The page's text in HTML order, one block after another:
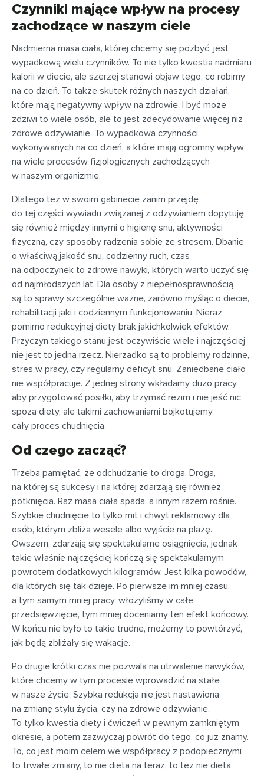
Czynniki mające wpływ na procesy
zachodzące w naszym ciele
Nadmierna masa ciała, której chcemy się pozbyć, jest
wypadkową wielu czynników. To nie tylko kwestia nadmiaru
kalorii w diecie, ale szerzej stanowi objaw tego, co robimy
na co dzień. To także skutek różnych naszych działań,
które mają negatywny wpływ na zdrowie. I być może
zdziwi to wiele osób, ale to jest zdecydowanie więcej niż
zdrowe odżywianie. To wypadkowa czynności
wykonywanych na co dzień, a które mają ogromny wpływ
na wiele procesów fizjologicznych zachodzących
w naszym organizmie.
Dlatego też w swoim gabinecie zanim przejdę
do tej części wywiadu związanej z odżywianiem dopytuję
się również między innymi o higienę snu, aktywności
fizyczną, czy sposoby radzenia sobie ze stresem. Dbanie
o właściwą jakość snu, codzienny ruch, czas
na odpoczynek to zdrowe nawyki, których warto uczyć się
od najmłodszych lat. Dla osoby z niepełnosprawnością
są to sprawy szczególnie ważne, zarówno myśląc o diecie,
rehabilitacji jaki i codziennym funkcjonowaniu. Nieraz
pomimo redukcyjnej diety brak jakichkolwiek efektów.
Przyczyn takiego stanu jest oczywiście wiele i najczęściej
nie jest to jedna rzecz. Nierzadko są to problemy rodzinne,
stres w pracy, czy regularny deficyt snu. Zaniedbane ciało
nie współpracuje. Z jednej strony wkładamy dużo pracy,
aby przygotować posiłki, aby trzymać reżim i nie jeść nic
spoza diety, ale takimi zachowaniami bojkotujemy
cały proces chudnięcia.
Od czego zacząć?
Trzeba pamiętać, że odchudzanie to droga. Droga,
na której są sukcesy i na której zdarzają się również
potknięcia. Raz masa ciała spada, a innym razem rośnie.
Szybkie chudnięcie to tylko mit i chwyt reklamowy dla
osób, którym zbliża wesele albo wyjście na plażę.
Owszem, zdarzają się spektakularne osiągnięcia, jednak
takie właśnie najczęściej kończą się spektakularnym
powrotem dodatkowych kilogramów. Jest kilka powodów,
dla których się tak dzieje. Po pierwsze im mniej czasu,
a tym samym mniej pracy, włożyliśmy w całe
przedsięwzięcie, tym mniej doceniamy ten efekt końcowy.
W końcu nie było to takie trudne, możemy to powtórzyć,
jak będą zbliżały się wakacje.
Po drugie krótki czas nie pozwala na utrwalenie nawyków,
które chcemy w tym procesie wprowadzić na stałe
w nasze życie. Szybka redukcja nie jest nastawiona
na zmianę stylu życia, czy na zdrowe odżywianie.
To tylko kwestia diety i ćwiczeń w pewnym zamkniętym
okresie, a potem zazwyczaj powrót do tego, co już znamy.
To, co jest moim celem we współpracy z podopiecznymi
to trwałe zmiany, to nie dieta na teraz, to też nie dieta